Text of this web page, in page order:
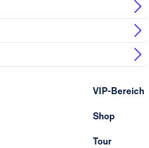
VIP-Bereich
Shop
Tour